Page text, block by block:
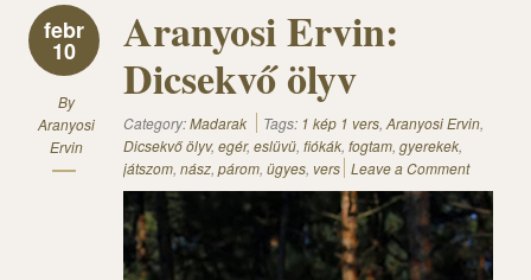
febr
10
By
Aranyosi
Ervin
Aranyosi Ervin:
Dicsekvő ölyv
Category:Madarak Tags: 1 kép 1 vers, Aranyosi Ervin,
Dicsekvő ölyv, egér, eslüvü, fiókák, fogtam, gyerekek,
játszom, nász, párom, ügyes, vers Leave a Comment